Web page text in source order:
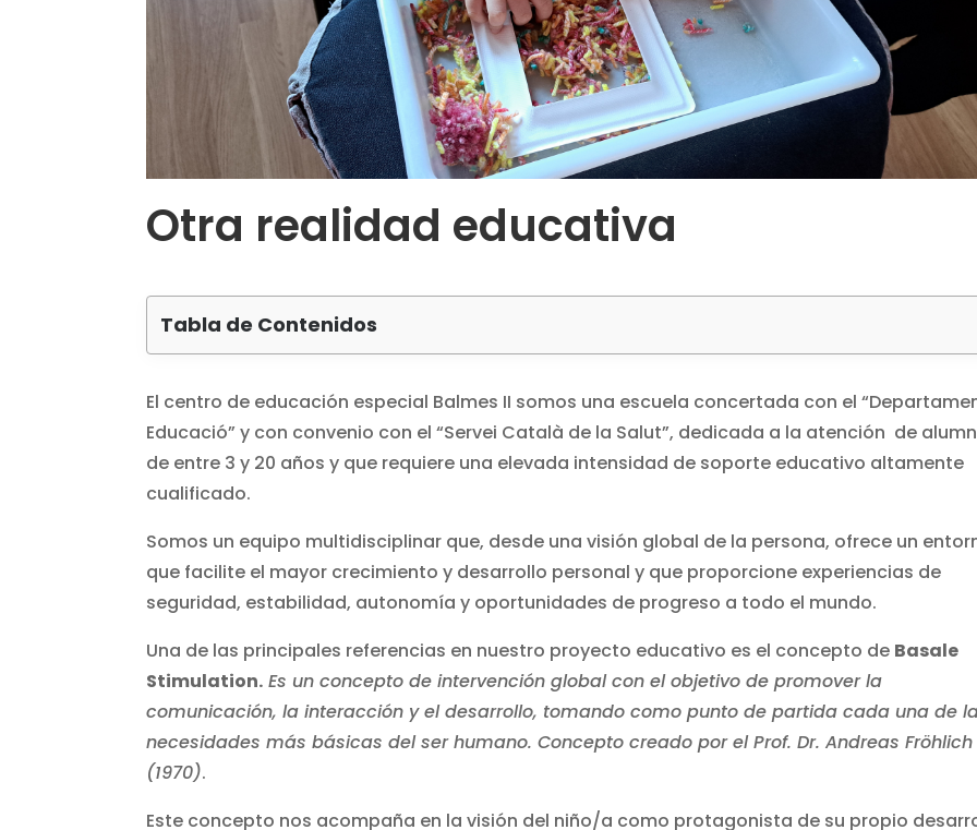
Otra realidad educativa
Tabla de Contenidos
El centro de educación especial Balmes II somos una escuela concertada con el
Educació” y con convenio con el “Servei Català de la Salut”, dedicada a la atención de
de entre 3 y 20 años y que requiere una elevada intensidad de soporte educativo altamente
cualificado.
Somos un equipo multidisciplinar que, desde una visión global de la persona, ofrece un
que facilite el mayor crecimiento y desarrollo personal y que proporcione experiencias de
seguridad, estabilidad, autonomía y oportunidades de progreso a todo el mundo.
Una de las principales referencias en nuestro proyecto educativo es el concepto de Basale
Stimulation. Es un concepto de intervención global con el objetivo de promover la
comunicación, la interacción y el desarrollo, tomando como punto de partida cada una de
necesidades más básicas del ser humano. Concepto creado por el Prof. Dr. Andreas Fröhlich
(1970).
Este concepto nos acompaña en la visión del niño/a como protagonista de su propio